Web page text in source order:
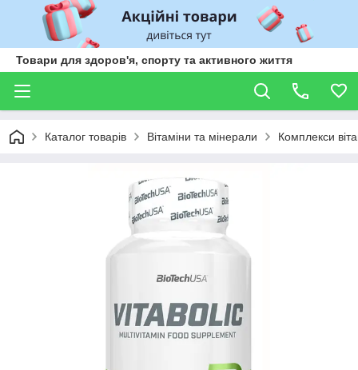
Товари для здоров'я, спорту та активного життя
Каталог товарів Вітаміни та мінерали Комплекси